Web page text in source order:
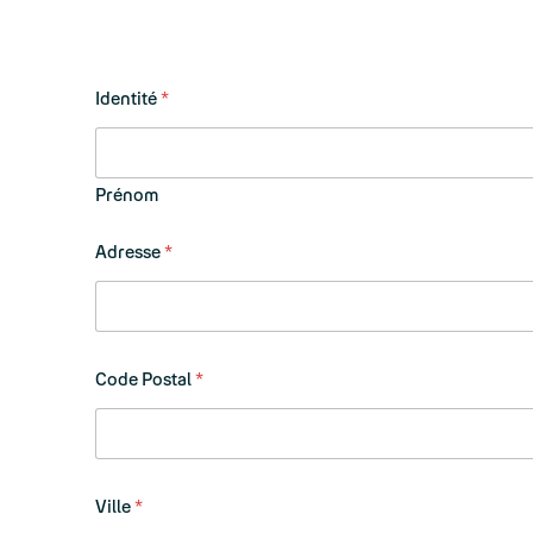
Identité*
Prénom
Adresse*
a
r
l
l
Code Postal*
Ville*